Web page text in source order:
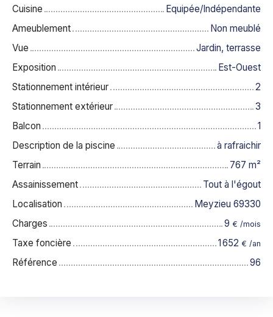
Cuisine
Equipée/Indépendante
Ameublement
Non meublé
Vue
Jardin, terrasse
Exposition
Est-Ouest
Stationnement intérieur
2
Stationnement extérieur
3
Balcon
1
Description de la piscine
à rafraichir
Terrain
767 m²
Assainissement
Tout à l'égout
Localisation
Meyzieu 69330
Charges
9 € /mois
Taxe foncière 1 652 € /an
Référence 96